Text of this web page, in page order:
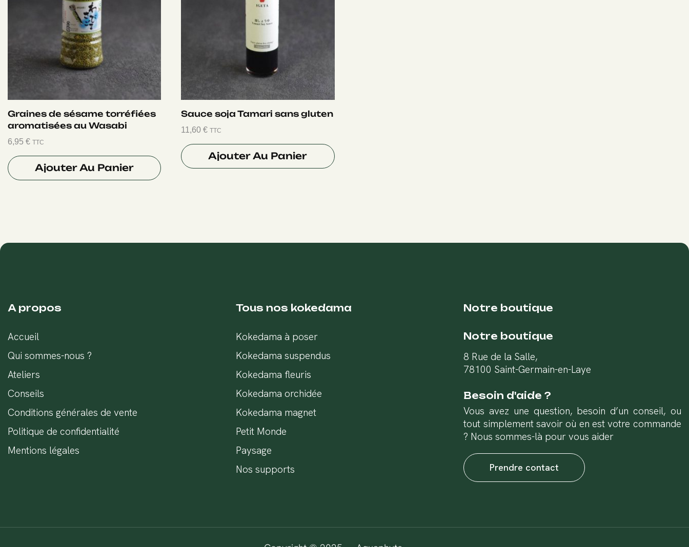
Graines de sésame torréfiées
aromatisées au Wasabi
6,95 € TTC
Ajouter Au Panier
Sauce soja Tamari sans gluten
11,60€ TTC
Ajouter Au Panier
A propos
Accueil
Qui sommes-nous ?
Ateliers
Conseils
Conditions générales de vente
Politique de confidentialité
Mentions légales
Tous nos kokedama
Kokedama à poser
Kokedama suspendus
Kokedama fleuris
Kokedama orchidée
Kokedama magnet
Petit Monde
Paysage
Nos supports
Notre boutique
Notre boutique
8 Rue de la Salle,
78100 Saint-Germain-en-Laye
Besoin d'aide ?
Vous avez une question, besoin d’un conseil, ou
tout simplement savoir où en est votre commande
? Nous sommes-là pour vous aider
Prendre contact